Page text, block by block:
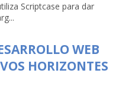
Scriptcase para dar
WEB
HORIZONTES